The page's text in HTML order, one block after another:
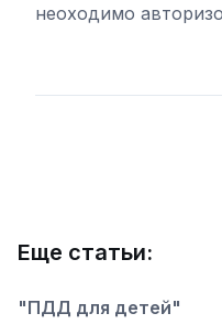
неоходимо
Еще статьи:
"ПДД для детей"